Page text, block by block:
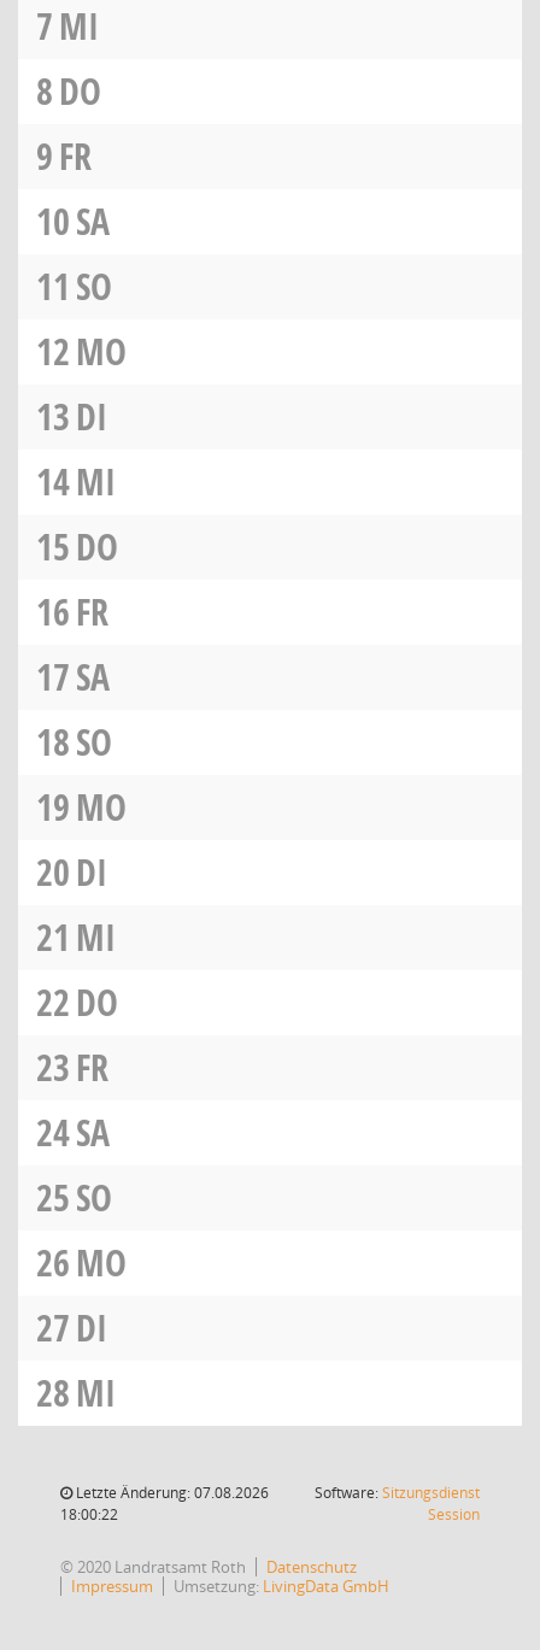
7MI
8DO
9FR
10SA
11 SO
12MO
13DI
14MI
15DO
16FR
17SA
18SO
19MO
20DI
21 MI
22DO
23FR
24SA
25SO
26MO
27DI
28MI
Letzte Änderung: 07.08.2026
18:00:22
Software:Sitzungsdienst
Session(Wird in
© 2020 Landratsamt Roth
Datenschutz
Impressum
Umsetzung: LivingData GmbH